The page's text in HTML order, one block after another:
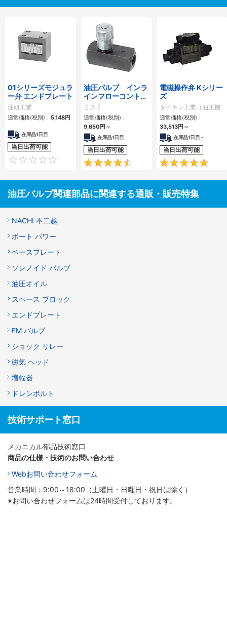
01シリーズモジュラ
ー弁 エンドプレート
油研工業
通常価格(税別)： 5,148円
在庫品1日目
当日出荷可能
0
油圧バルブ インラ
インフローコントロ
ールバルブ
ミスミ
通常価格(税別)：
9,650 円 ～
在庫品1日目
当日出荷可能
4.5
電磁操作弁 Kシリー
ズ
ダイキン工業（油圧機
器）
通常価格(税別)：
33,513円 ～
在庫品1日目～
当日出荷可能
油圧バルブ関連部品に関連する通販・販売特集
NACHI 不二越
ポート パワー
ベースプレート
ソレノイド バルブ
油圧オイル
スペース ブロック
エンドプレート
FM バルブ
ショック リレー
磁気 ヘッド
増幅器
ドレンボルト
技術サポート窓口
メカニカル部品技術窓口
商品の仕様・技術のお問い合わせ
Webお問い合わせフォーム
営業時間：9:00～18:00（土曜日・日曜日・祝日は除く）
※お問い合わせフォームは24時間受付しております。